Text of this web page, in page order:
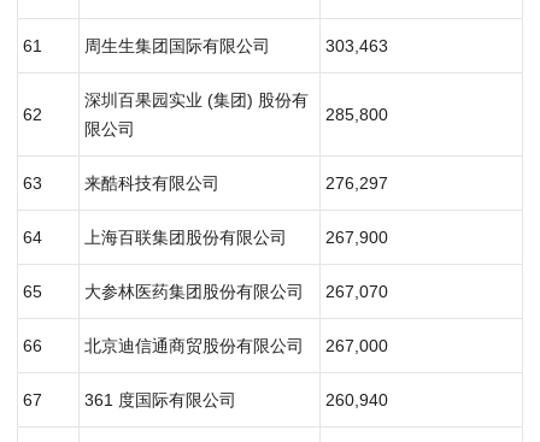
61 周生生集团国际有限公司 303,463
62
深圳百果园实业 (集团) 股份有
限公司
285,800
63 来酷科技有限公司 276,297
64 上海百联集团股份有限公司 267,900
65 大参林医药集团股份有限公司 267,070
66 北京迪信通商贸股份有限公司 267,000
67 361 度国际有限公司 260,940